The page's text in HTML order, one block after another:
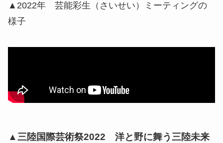
▲2022年 芸能彩生（さいせい）ミーティングの
様子
▲三陸国際芸術祭2022 洋と野に舞う三陸未来